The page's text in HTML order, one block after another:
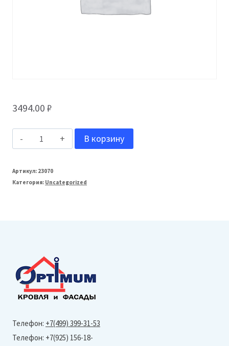
3494.00 ₽
Количество
Grand
Line
(Granite-
Ral
8017)
В корзину
Артикул: 23070
Категория: Uncategorized
Телефон: +7(499) 399-31-53
Телефон: +7(925) 156-18-